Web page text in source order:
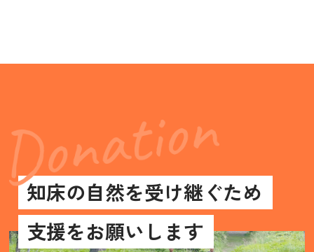
知床の自然を受け継ぐため
支援をお願いします